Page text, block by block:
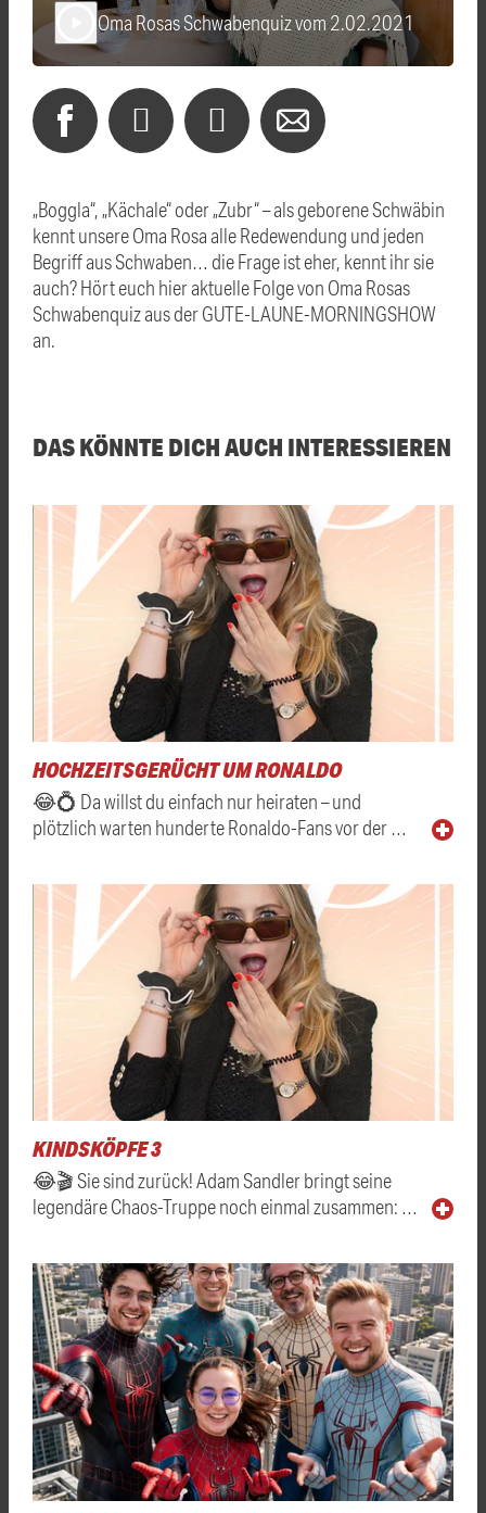
Oma Rosas Schwabenquiz vom 2.02.2021
„Boggla“, „Kächale“ oder „Zubr“ – als geborene Schwäbin
kennt unsere Oma Rosa alle Redewendung und jeden
Begriff aus Schwaben… die Frage ist eher, kennt ihr sie
auch? Hört euch hier aktuelle Folge von Oma Rosas
Schwabenquiz aus der GUTE-LAUNE-MORNINGSHOW
an.
DAS KÖNNTE DICH AUCH INTERESSIEREN
HOCHZEITSGERÜCHT UM RONALDO
😂💍 Da willst du einfach nur heiraten – und
plötzlich warten hunderte Ronaldo-Fans vor der …
KINDSKÖPFE 3
😂🎬 Sie sind zurück! Adam Sandler bringt seine
legendäre Chaos-Truppe noch einmal zusammen: …